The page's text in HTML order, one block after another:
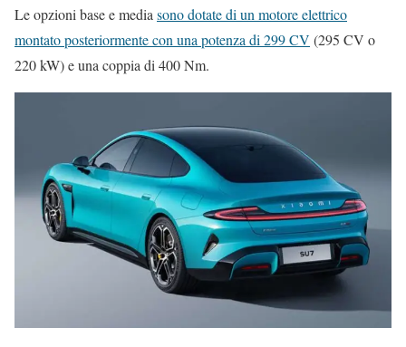
Le opzioni base e media sono dotate di un motore elettrico
montato posteriormente con una potenza di 299 CV (295 CV o
220 kW) e una coppia di 400 Nm.